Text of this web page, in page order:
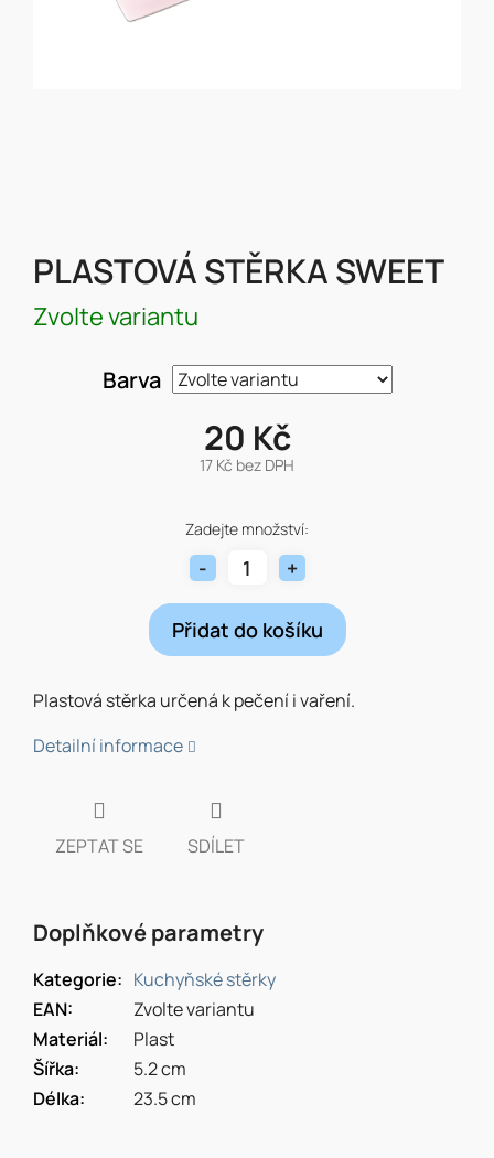
PLASTOVÁ STĚRKA SWEET
Zvolte variantu
Barva
20 Kč
17 Kč bez DPH
cena:
Zadejte množství:
Přidat do košíku
Plastová stěrka určená k pečení i vaření.
Detailní informace
ZEPTAT SE SDÍLET
Doplňkové parametry
Kategorie: Kuchyňské stěrky
EAN:
Zvolte variantu
Materiál:
Plast
Šířka:
5.2 cm
Délka: 23.5 cm